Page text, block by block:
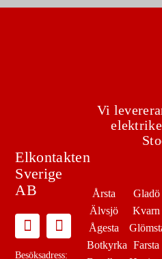
Elkontakten
Sverige
AB
Besöksadress:
Vi
Årsta
Älvsjö
Ågesta
Botkyrka
Gladö
Kvarn
Farsta